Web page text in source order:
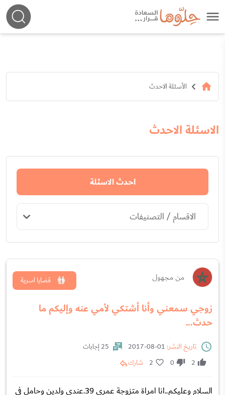
الأسئلة الاحدث
الاسئلة الاحدث
احدث الاسئلة
الاقسام / التصنيفات
من مجهول
زوجي سمعني وأنا أشتكي لأمي عنه وإليكم ما
حدث...
قضايا اسرية
تاريخ النشر:
25 إجابات
2
0
2 شارك
السلام وعليكم..انا امراة متزوجة عمري 39.عندي ولدين وحامل في